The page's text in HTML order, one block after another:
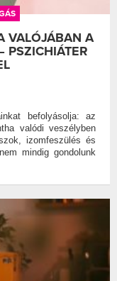
VALÓJÁBAN A
PSZICHIÁTER
befolyásolja: az
valódi veszélyben
izomfeszülés és
mindig gondolunk